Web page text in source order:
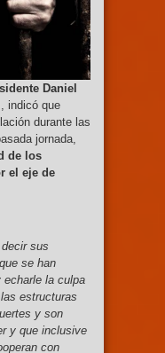
Daniel
indicó que
durante las
jornada,
de los
el eje de
sus
se han
echarle la culpa
estructuras
y son
y que inclusive
con